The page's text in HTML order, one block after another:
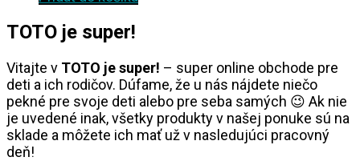
7,50 €.4,50 €.
TOTO je super!
Vitajte v TOTO je super! – super online obchode pre
deti a ich rodičov. Dúfame, že u nás nájdete niečo
pekné pre svoje deti alebo pre seba samých 😉 Ak nie
je uvedené inak, všetky produkty v našej ponuke sú na
sklade a môžete ich mať už v nasledujúci pracovný
deň!